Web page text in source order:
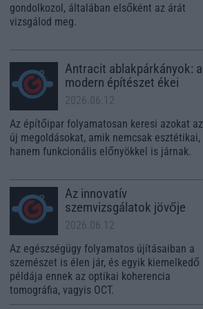
gondolkozol, általában elsőként az árát
vizsgálod meg.
Antracit ablakpárkányok: a
modern építészet ékei
2026.06.12
Az építőipar folyamatosan keresi azokat az
új megoldásokat, amik nemcsak esztétikai,
hanem funkcionális előnyökkel is járnak.
Az innovatív
szemvizsgálatok jövője
2026.06.12
Az egészségügy folyamatos újításaiban a
szemészet is élen jár, és egyik kiemelkedő
példája ennek az optikai koherencia
tomográfia, vagyis OCT.